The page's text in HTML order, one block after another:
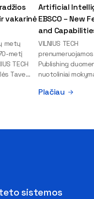
vakarinė
metų
metį
TECH
Tave
Artificial
EBSCO – New
and
VILNIUS TECH
prenumeruojamos
Publishing
nuotoliniai
Plačiau
sistemos